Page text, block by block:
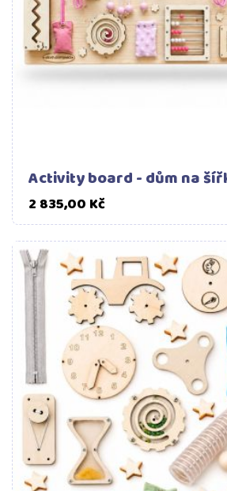
Activity board - dům na
2 835,00 KčCena